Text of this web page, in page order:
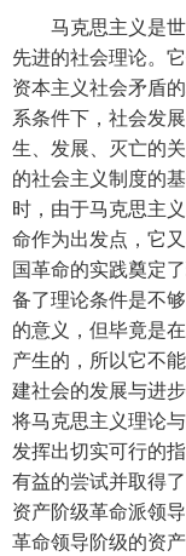
马克思主义是世
先进的社会理论。
资本主义社会矛盾
系条件下，社会发
生、发展、灭亡的
的社会主义制度的
时，由于马克思主
命作为出发点，它
国革命的实践奠定
备了理论条件是不
的意义，但毕竟是
产生的，所以它不
建社会的发展与进
将马克思主义理论
发挥出切实可行的
有益的尝试并取得了
资产阶级革命派领
革命领导阶级的资